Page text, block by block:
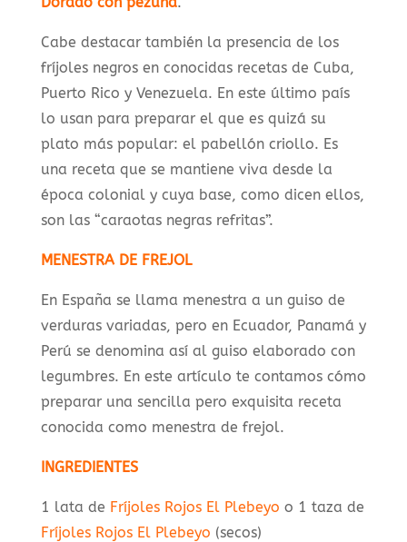
Cabe destacar también la presencia de los
fríjoles negros en conocidas recetas de Cuba,
Puerto Rico y Venezuela. En este último país
lo usan para preparar el que es quizá su
plato más popular: el pabellón criollo. Es
una receta que se mantiene viva desde la
época colonial y cuya base, como dicen ellos,
son las “caraotas negras refritas”.
MENESTRA DE FREJOL
En España se llama menestra a un guiso de
verduras variadas, pero en Ecuador, Panamá y
Perú se denomina así al guiso elaborado con
legumbres. En este artículo te contamos cómo
preparar una sencilla pero exquisita receta
conocida como menestra de frejol.
INGREDIENTES
1 lata de Fríjoles Rojos El Plebeyo o 1 taza de
Fríjoles Rojos El Plebeyo (secos)